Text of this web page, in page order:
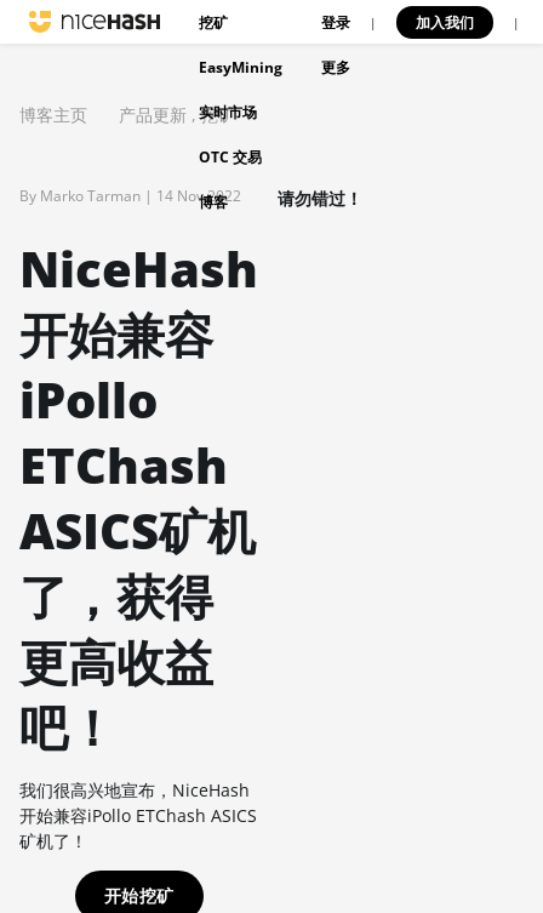
挖矿
EasyMining
实时市场
OTC 交易
博客
登录 | 加入我们 |
更多
博客主页 产品更新 , 挖矿
By Marko Tarman | 14 Nov 2022
NiceHash
开始兼容
iPollo
ETChash
ASICS矿机
了，获得
更高收益
吧！
我们很高兴地宣布，NiceHash
开始兼容iPollo ETChash ASICS
矿机了！
开始挖矿
请勿错过！